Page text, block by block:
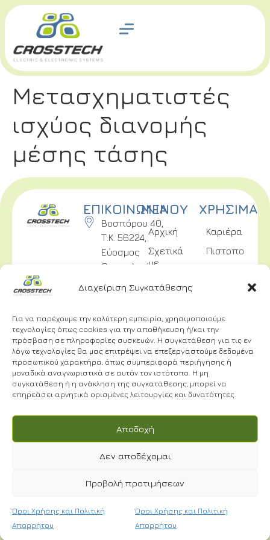
Διαχείριση Συγκατάθεσης
Για να παρέχουμε την καλύτερη εμπειρία, χρησιμοποιούμε
τεχνολογίες όπως cookies για την αποθήκευση ή/και την
πρόσβαση σε πληροφορίες συσκευών. Η συγκατάθεση για τις εν
λόγω τεχνολογίες θα μας επιτρέψει να επεξεργαστούμε δεδομένα
προσωπικού χαρακτήρα, όπως συμπεριφορά περιήγησης ή
μοναδικά αναγνωριστικά σε αυτόν τον ιστότοπο. Η μη
συγκατάθεση ή η ανάκληση της συγκατάθεσης, μπορεί να
επηρεάσει αρνητικά ορισμένες λειτουργίες και δυνατότητες.
Αποδοχή
Δεν αποδέχομαι
Προβολή προτιμήσεων
Όροι Χρήσης και Πολιτική
Απορρήτου
Όροι Χρήσης και Πολιτική
Απορρήτου
Μετασχηματιστές
ισχύος διανομής
μέσης τάσης
ΕΠΙΚΟΙΝΩΝΙΑ
Βοσπόρου 40,
Τ.Κ. 56224,
Εύοσμος
Θεσσαλονίκης
2310
300
info@crosstech.gr
ΜΕΝΟΥ
Αρχική
Σχετικά
με
Υπηρεσίες
ΧΡΗΣΙΜΑ
Καριέρα
Απορρήτου
Πολιτική
Απορρήτου
Έχω διαβάσει και αποδέχομαι τουςΌρους
© 2024 | CROSSTECH All right reserved | Designed by
Cactus